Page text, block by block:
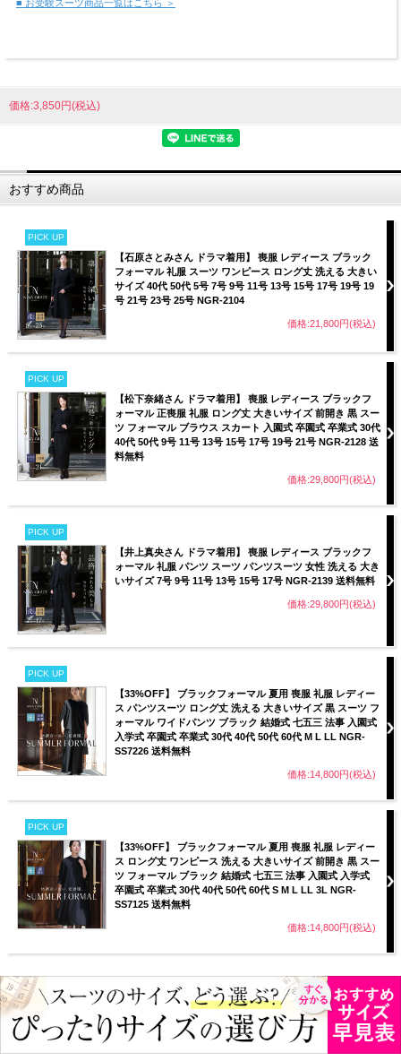
■ お受験スーツ商品一覧はこちら ＞
価格:3,850円(税込)
おすすめ商品
PICK UP
【石原さとみさん ドラマ着用】 喪服 レディース ブラック
フォーマル 礼服 スーツ ワンピース ロング丈 洗える 大きい
サイズ 40代 50代 5号 7号 9号 11号 13号 15号 17号 19号 19
号 21号 23号 25号 NGR-2104
価格:21,800円(税込)
PICK UP
【松下奈緒さん ドラマ着用】 喪服 レディース ブラックフ
ォーマル 正喪服 礼服 ロング丈 大きいサイズ 前開き 黒 スー
ツ フォーマル ブラウス スカート 入園式 卒園式 卒業式 30代
40代 50代 9号 11号 13号 15号 17号 19号 21号 NGR-2128 送
料無料
価格:29,800円(税込)
PICK UP
【井上真央さん ドラマ着用】 喪服 レディース ブラックフ
ォーマル 礼服 パンツ スーツ パンツスーツ 女性 洗える 大き
いサイズ 7号 9号 11号 13号 15号 17号 NGR-2139 送料無料
価格:29,800円(税込)
PICK UP
【33%OFF】 ブラックフォーマル 夏用 喪服 礼服 レディー
ス パンツスーツ ロング丈 洗える 大きいサイズ 黒 スーツ フ
ォーマル ワイドパンツ ブラック 結婚式 七五三 法事 入園式
入学式 卒園式 卒業式 30代 40代 50代 60代 M L LL NGR-
SS7226 送料無料
価格:14,800円(税込)
PICK UP
【33%OFF】 ブラックフォーマル 夏用 喪服 礼服 レディー
ス ロング丈 ワンピース 洗える 大きいサイズ 前開き 黒 スー
ツ フォーマル ブラック 結婚式 七五三 法事 入園式 入学式
卒園式 卒業式 30代 40代 50代 60代 S M L LL 3L NGR-
SS7125 送料無料
価格:14,800円(税込)